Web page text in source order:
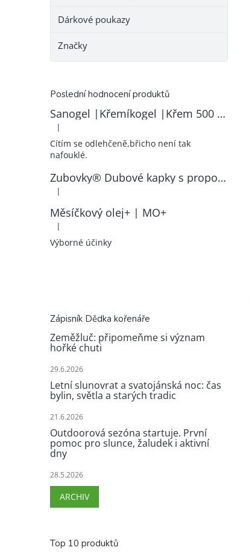
Dárkové poukazy
Značky
Poslední hodnocení produktů
Sanogel |Křemíkogel |Křem 500 ml
Hodnocení produktu je 5 z 5 hvězdiček.
|
Cítím se odlehčeně,břicho není tak
nafouklé.
Zubovky® Dubové kapky s propolisem | RK–ZP
Hodnocení produktu je 5 z 5 hvězdiček.
|
Měsíčkový olej+ | MO+
Hodnocení produktu je 5 z 5 hvězdiček.
|
Výborné účinky
Zápisník Dědka kořenáře
Zeměžluč: připomeňme si význam
hořké chuti
29.6.2026
Letní slunovrat a svatojánská noc: čas
bylin, světla a starých tradic
21.6.2026
Outdoorová sezóna startuje. První
pomoc pro slunce, žaludek i aktivní
dny
28.5.2026
ARCHIV
Top 10 produktů